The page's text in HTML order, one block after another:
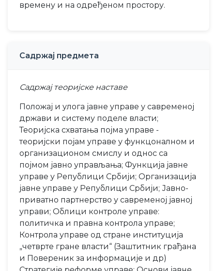
времену и на одређеном простору.
Садржај предмета
Садржај теоријске наставе
Положај и улога јавне управе у савременој
држави и систему поделе власти;
Теоријска схватања појма управе -
теоријски појам управе у функцоналном и
организационом смислу и однос са
појмом јавно управљања; Функција јавне
управе у Републици Србији; Организација
јавне управе у Републици Србији; Јавно-
приватно партнерство у савременој јавној
управи; Облици контроле управе:
политичка и правна контрола управе;
Контрола управе од стране институција
„четврте гране власти“ (Заштитник грађана
и Повереник за информације и др)